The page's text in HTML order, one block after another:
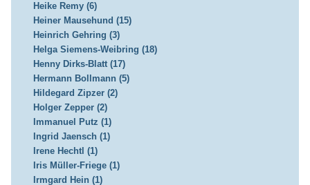
Heike Remy (6)
Heiner Mausehund (15)
Heinrich Gehring (3)
Helga Siemens-Weibring (18)
Henny Dirks-Blatt (17)
Hermann Bollmann (5)
Hildegard Zipzer (2)
Holger Zepper (2)
Immanuel Putz (1)
Ingrid Jaensch (1)
Irene Hechtl (1)
Iris Müller-Friege (1)
Irmgard Hein (1)